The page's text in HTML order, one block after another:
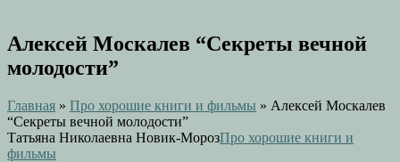
Алексей Москалев “Секреты вечной
молодости”
Главная » Про хорошие книги и фильмы » Алексей Москалев
“Секреты вечной молодости”
Татьяна Николаевна Новик-МорозПро хорошие книги и
фильмы